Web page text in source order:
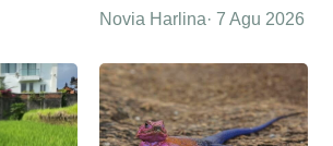
Novia Harlina 7 Agu 2026